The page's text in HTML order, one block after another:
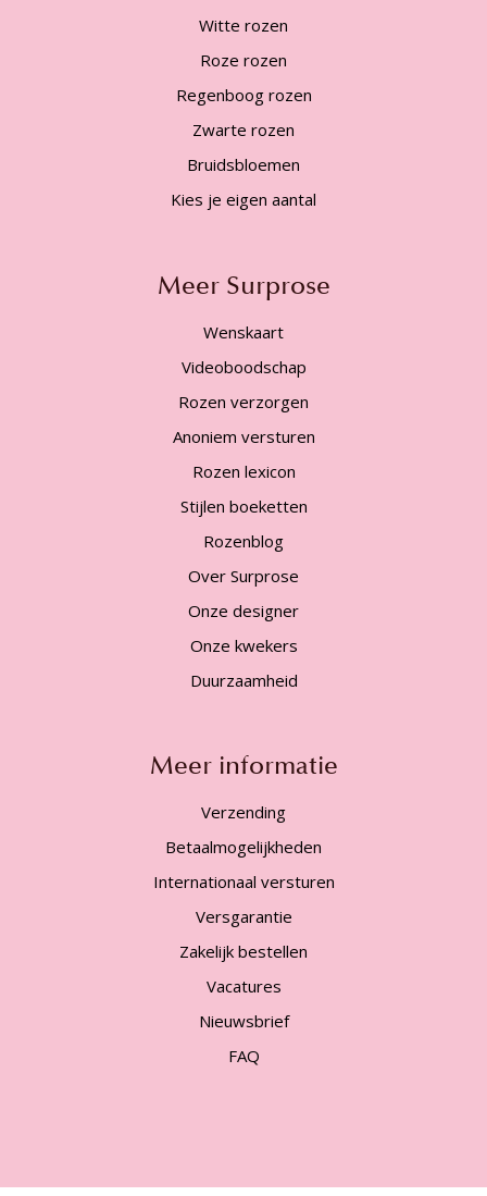
Witte rozen
Roze rozen
Regenboog rozen
Zwarte rozen
Bruidsbloemen
Kies je eigen aantal
Meer Surprose
Wenskaart
Videoboodschap
Rozen verzorgen
Anoniem versturen
Rozen lexicon
Stijlen boeketten
Rozenblog
Over Surprose
Onze designer
Onze kwekers
Duurzaamheid
Meer informatie
Verzending
Betaalmogelijkheden
Internationaal versturen
Versgarantie
Zakelijk bestellen
Vacatures
Nieuwsbrief
FAQ